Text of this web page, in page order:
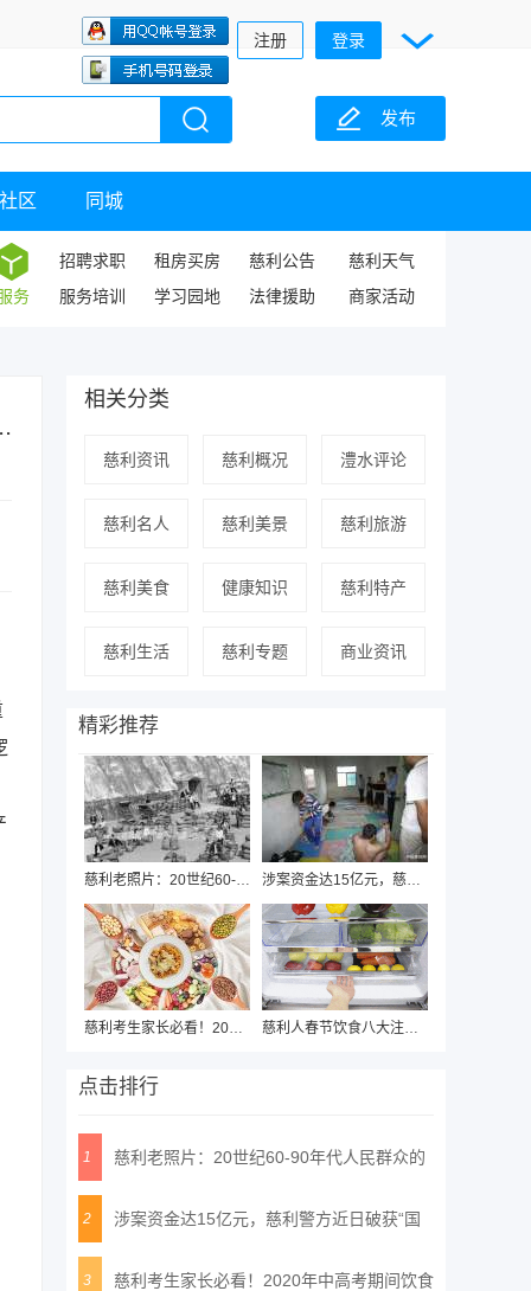
注册 登录
发布
社区 同城
务
招聘求职 租房买房 慈利公告
慈利天气
服务培训
学习园地 法律援助 商家活动
相关分类
慈利资讯 慈利概况 澧水评论
慈利名人 慈利美景 慈利旅游
慈利美食 健康知识 慈利特产
慈利生活 慈利专题 商业资讯
精彩推荐
慈利老照片：20世纪60-90年代人民群众的精 涉案资金达15亿元，慈利警方近日破获“国通
慈利考生家长必看！2020年中高考期间饮食安 慈利人春节饮食八大注意，健康过年从“吃”
点击排行
1 慈利老照片：20世纪60-90年代人民群众的
2 涉案资金达15亿元，慈利警方近日破获“国
3 慈利考生家长必看！2020年中高考期间饮食